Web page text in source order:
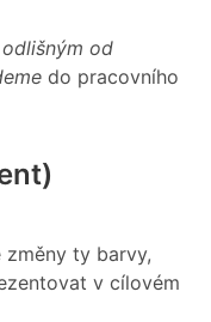
od
do pracovního
změny ty barvy,
v cílovém